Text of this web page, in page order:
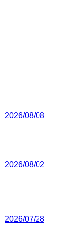
2026/08/08
2026/08/02
2026/07/28